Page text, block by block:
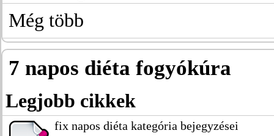
Még több
7 napos diéta fogyókúra
Legjobb cikkek
fix napos diéta kategória bejegyzései